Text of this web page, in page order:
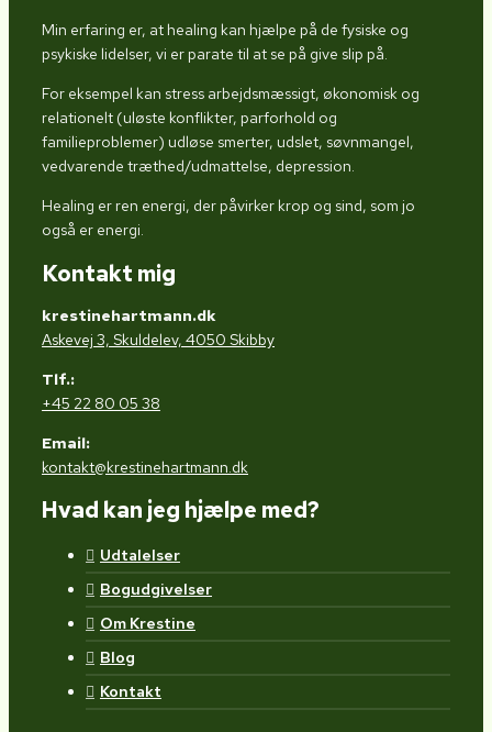
Min erfaring er, at healing kan hjælpe på de fysiske og
psykiske lidelser, vi er parate til at se på give slip på.
For eksempel kan stress arbejdsmæssigt, økonomisk og
relationelt (uløste konflikter, parforhold og
familieproblemer) udløse smerter, udslet, søvnmangel,
vedvarende træthed/udmattelse, depression.
Healing er ren energi, der påvirker krop og sind, som jo
også er energi.
Kontakt mig
krestinehartmann.dk
Askevej 3, Skuldelev, 4050 Skibby
Tlf.:
+45 22 80 05 38
Email:
kontakt@krestinehartmann.dk
Hvad kan jeg hjælpe med?
Udtalelser
Bogudgivelser
Om Krestine
Blog
Kontakt